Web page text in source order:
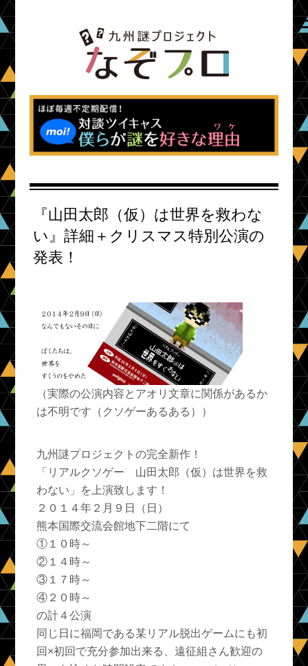
『山田太郎（仮）は世界を救わな
い』詳細＋クリスマス特別公演の
発表！
（実際の公演内容とアオリ文章に関係があるか
は不明です（クソゲーあるある））
九州謎プロジェクトの完全新作！
「リアルクソゲー 山田太郎（仮）は世界を救
わない」を上演致します！
２０１４年２月９日（日）
熊本国際交流会館地下二階にて
①１０時～
②１４時～
③１７時～
④２０時～
の計４公演
同じ日に福岡である某リアル脱出ゲームにも初
回×初回で充分参加出来る、遠征組さん歓迎の